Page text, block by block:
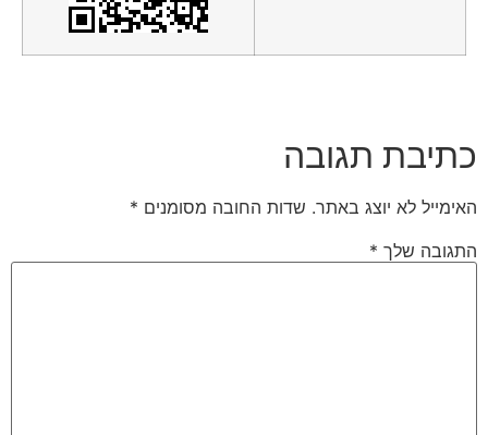
כתיבת תגובה
האימייל לא יוצג באתר. שדות החובה מסומנים *
התגובה שלך *